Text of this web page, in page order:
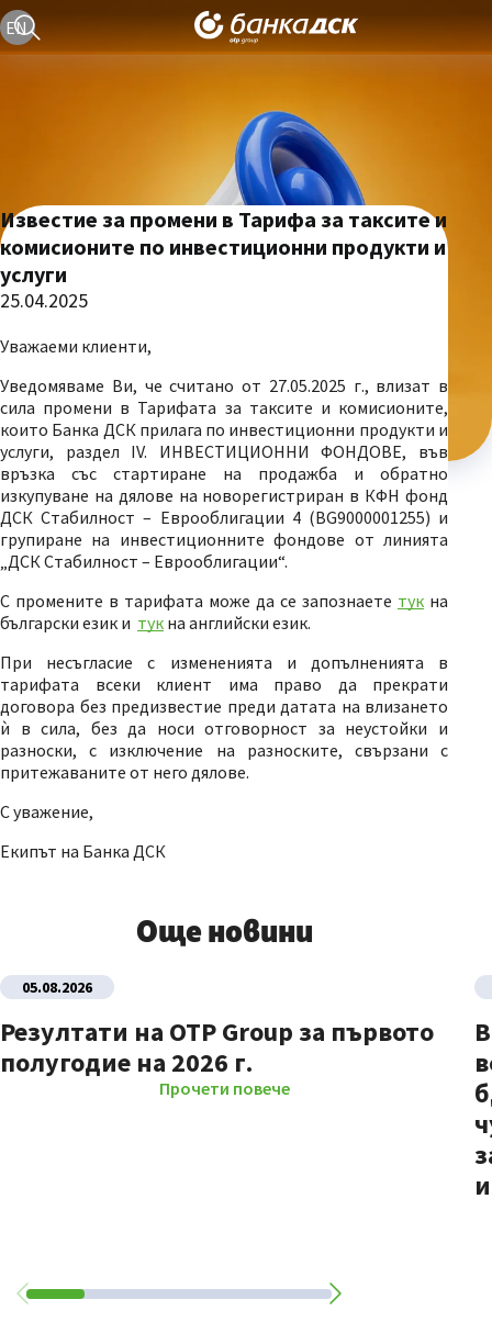
Текуща езикова версия е българска
EN
Известие за промени в Тарифа за таксите и
комисионите по инвестиционни продукти и
услуги
25.04.2025
Уважаеми клиенти,
Уведомяваме Ви, че считано от 27.05.2025 г., влизат в
сила промени в Тарифата за таксите и комисионите,
които Банка ДСК прилага по инвестиционни продукти и
услуги, раздел IV. ИНВЕСТИЦИОННИ ФОНДОВЕ, във
връзка със стартиране на продажба и обратно
изкупуване на дялове на новорегистриран в КФН фонд
ДСК Стабилност – Еврооблигации 4 (BG9000001255) и
групиране на инвестиционните фондове от линията
„ДСК Стабилност – Еврооблигации“.
С промените в тарифата може да се запознаете тук на
български език и тук на английски език.
При несъгласие с измененията и допълненията в
тарифата всеки клиент има право да прекрати
договора без предизвестие преди датата на влизането
ѝ в сила, без да носи отговорност за неустойки и
разноски, с изключение на разноските, свързани с
притежаваните от него дялове.
С уважение,
Екипът на Банка ДСК
Още новини
05.08.2026
Резултати на OTP Group за първото
полугодие на 2026 г.
Прочети повече